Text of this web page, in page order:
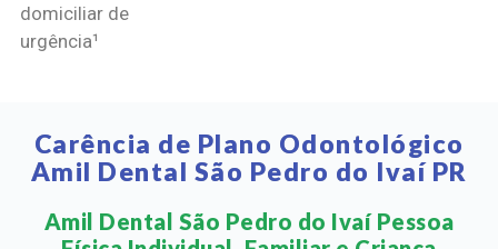
domiciliar de
urgência¹
Carência de Plano Odontológico
Amil Dental São Pedro do Ivaí PR
Amil Dental São Pedro do Ivaí Pessoa